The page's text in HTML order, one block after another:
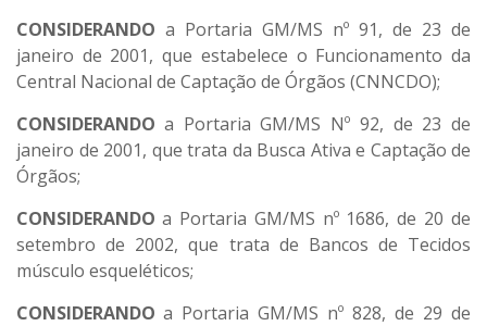
CONSIDERANDO a Portaria GM/MS nº 91, de 23 de
janeiro de 2001, que estabelece o Funcionamento da
Central Nacional de Captação de Órgãos (CNNCDO);
CONSIDERANDO a Portaria GM/MS Nº 92, de 23 de
janeiro de 2001, que trata da Busca Ativa e Captação de
Órgãos;
CONSIDERANDO a Portaria GM/MS nº 1686, de 20 de
setembro de 2002, que trata de Bancos de Tecidos
músculo esqueléticos;
CONSIDERANDO a Portaria GM/MS nº 828, de 29 de